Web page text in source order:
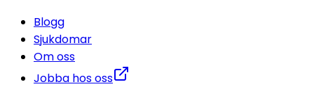
Blogg
Sjukdomar
Om oss
Jobba hos oss